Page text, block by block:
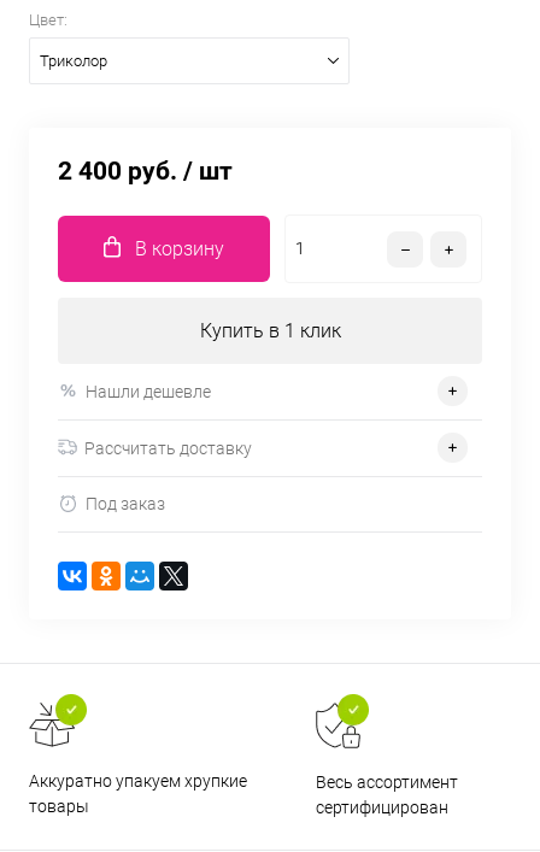
Цвет:
Триколор
2 400 руб. / шт
В корзину
Купить в 1 клик
Нашли дешевле
Рассчитать доставку
Под заказ
Аккуратно упакуем хрупкие
товары
Весь ассортимент
сертифицирован